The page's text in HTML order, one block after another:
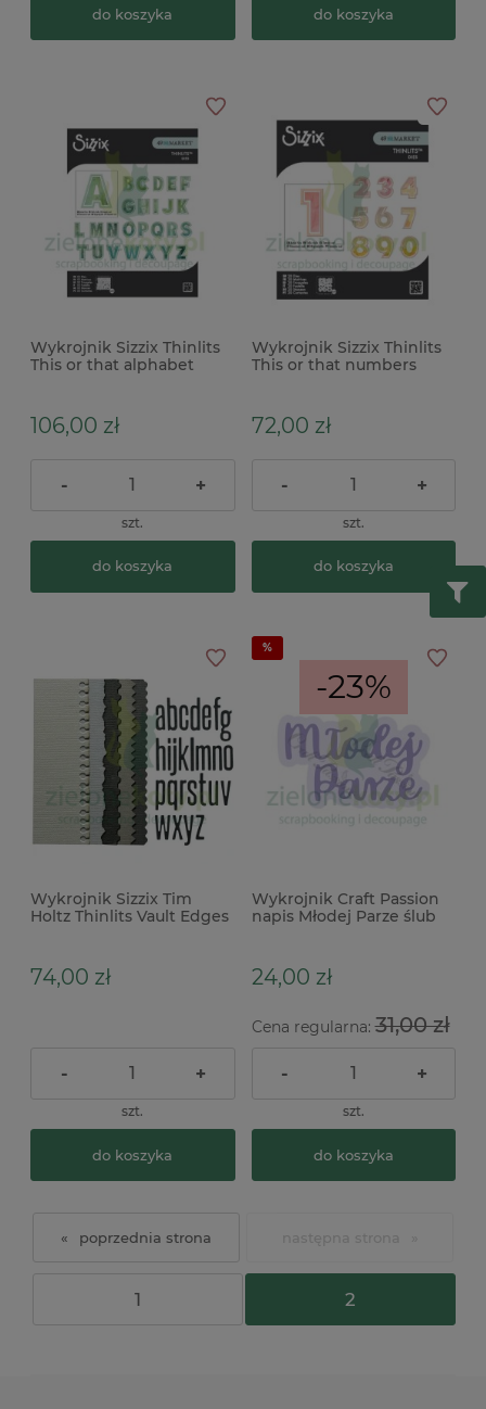
do koszyka do koszyka
Wykrojnik Sizzix Thinlits
This or that alphabet
106,00 zł
- +
szt.
do koszyka
Wykrojnik Sizzix Thinlits
This or that numbers
72,00 zł
- +
szt.
do koszyka
Wykrojnik Sizzix Tim
Holtz Thinlits Vault Edges
74,00 zł
- +
szt.
do koszyka
-23%
Wykrojnik Craft Passion
napis Młodej Parze ślub
24,00 zł
Cena regularna:31,00 zł
- +
szt.
do koszyka
«
1 2